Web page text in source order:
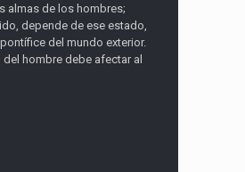
almas de los hombres;
depende de ese estado,
del mundo exterior.
hombre debe afectar al